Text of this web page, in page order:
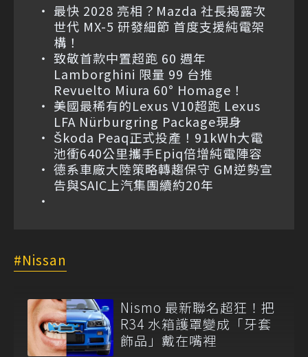
最快 2028 亮相？Mazda 社長揭露次
世代 MX-5 研發細節 首度支援純電架
構！
致敬首款中置超跑 60 週年
Lamborghini 限量 99 台推
Revuelto Miura 60° Homage！
美國最稀有的Lexus V10超跑 Lexus
LFA Nürburgring Package現身
Škoda Peaq正式投產！91kWh大電
池衝640公里攜手Epiq倍增純電陣容
德系車廠大陸策略轉趨保守 GM逆勢宣
告與SAIC上汽集團續約20年
Nissan
Nismo 最新聯名超狂！把
R34 水箱護罩變成「牙套
飾品」戴在嘴裡